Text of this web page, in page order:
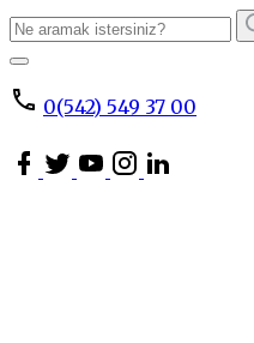
0(542) 549 37 00